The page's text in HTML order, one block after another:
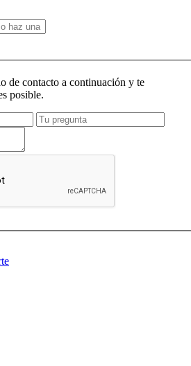
de contacto a continuación y te
posible.